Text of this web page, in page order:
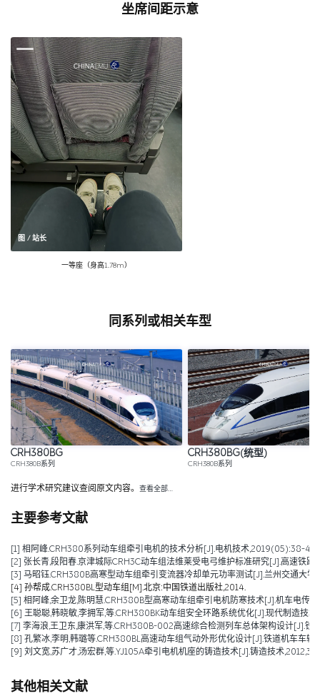
坐席间距示意
图 / 站长
一等座（身高1.78m）
同系列或相关车型
CRH380BG
CRH380B系列
CRH380BG(统型)
CRH380B系列
进行学术研究建议查阅原文内容。 查看全部…
主要参考文献
[1] 相阿峰.CRH380系列动车组牵引电机的技术分析[J].电机技术,2019(05):38-43.
[2] 张长青,段阳春.京津城际CRH3C动车组法维莱受电弓维护标准研究[J].高速铁
[3] 马昭钰.CRH380B高寒型动车组牵引变流器冷却单元功率测试[J].兰州交通大
[4] 孙帮成.CRH380BL型动车组[M].北京:中国铁道出版社,2014.
[5] 相阿峰,余卫龙,陈明慧.CRH380B型高寒动车组牵引电机防寒技术[J].机车电传
[6] 王聪聪,韩晓敏,李拥军,等.CRH380BK动车组安全环路系统优化[J].现代制造技
[7] 李海浪,王卫东,康洪军,等.CRH380B-002高速综合检测列车总体架构设计[J].铁
[8] 孔繁冰,李明,韩璐等.CRH380BL高速动车组气动外形优化设计[J].铁道机车车辆
[9] 刘文宽,苏广才,汤宏群,等.YJ105A牵引电机机座的铸造技术[J].铸造技术
其他相关文献